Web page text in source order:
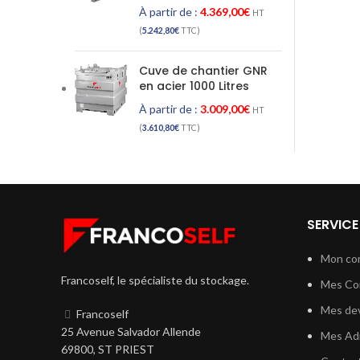
À partir de : 4.369,00€ HT
(5.242,80€TTC)
Cuve de chantier GNR
en acier 1000 Litres
À partir de : 3.009,00€ HT
(3.610,80€TTC)
Francoself, le spécialiste du stockage.
Francoself
25 Avenue Salvador Allende
69800, ST PRIEST
Mon
Mes
Mes
Mes